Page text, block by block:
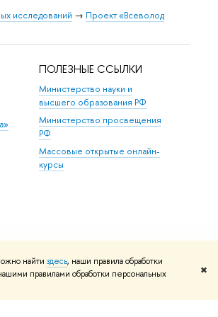
найти здесь, наши правила обработки
правилами обработки персональных
✖
исследований → Проект «Всеволод
ПОЛЕЗНЫЕ ССЫЛКИ
Министерство науки и
высшего образования РФ
Министерство просвещения
РФ
Массовые открытые онлайн-
курсы